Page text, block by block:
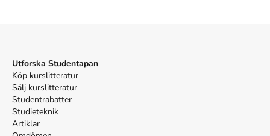
Utforska Studentapan
Köp kurslitteratur
Sälj kurslitteratur
Studentrabatter
Studieteknik
Artiklar